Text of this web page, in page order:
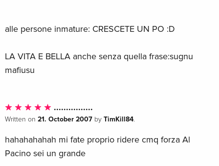
alle persone inmature: CRESCETE UN PO :D
LA VITA E BELLA anche senza quella frase:sugnu
mafiusu
................
Written on 21. October 2007 by TimKill84.
hahahahahah mi fate proprio ridere cmq forza Al
Pacino sei un grande